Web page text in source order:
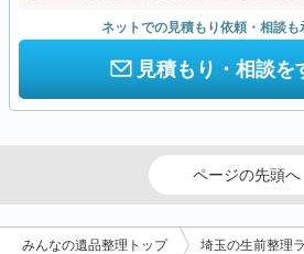
ネットでの見積もり依頼・相談も
見積もり・相談を
ページの先頭へ
みんなの遺品整理トップ 埼玉の生前整理